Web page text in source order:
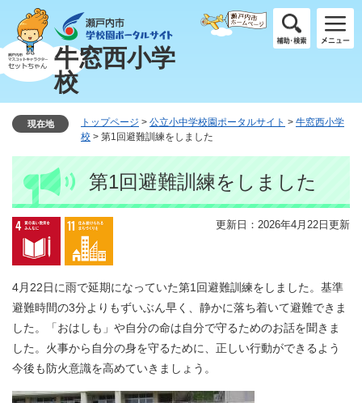
ジ
の
先
ュ
ー
を
牛窓西小学
校
現在地 トップページ > 公立小中学校園ポータルサイト > 牛窓西小学
校 > 第1回避難訓練をしました
第1回避難訓練をしました
更新日：2026年4月22日更新
4月22日に雨で延期になっていた第1回避難訓練をしました。基準
避難時間の3分よりもずいぶん早く、静かに落ち着いて避難できま
した。「おはしも」や自分の命は自分で守るためのお話を聞きま
した。火事から自分の身を守るために、正しい行動ができるよう
今後も防火意識を高めていきましょう。